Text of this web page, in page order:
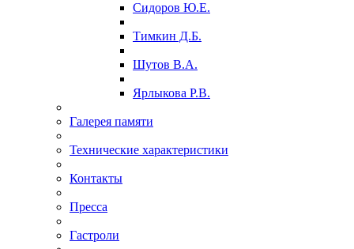
Сидоров Ю.Е.
Тимкин Д.Б.
Шутов В.А.
Ярлыкова Р.В.
Галерея памяти
Технические характеристики
Контакты
Пресса
Гастроли